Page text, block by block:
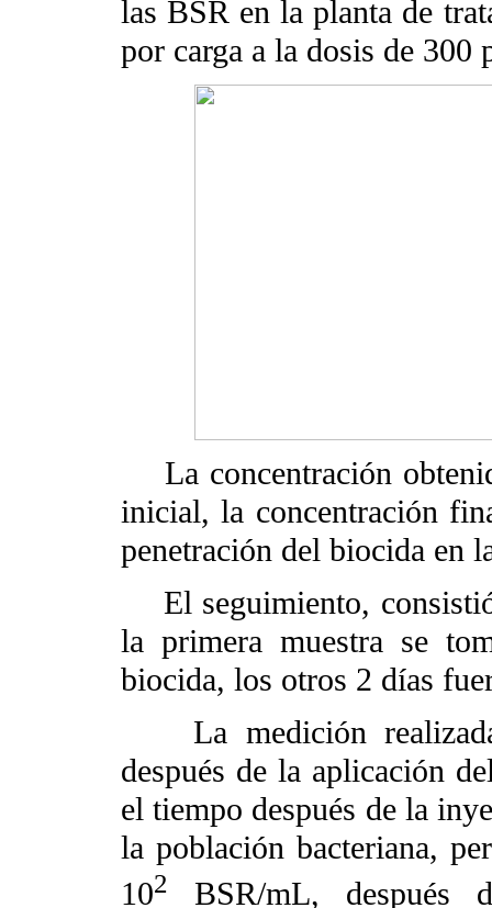
las BSR en la planta de
por carga a la dosis de 300
La concentración
inicial, la concentración
penetración del biocida en
El seguimiento,
la primera muestra se
biocida, los otros 2 días
La medición realizada
después de la aplicación
el tiempo después de la
la población bacteriana,
102
BSR/mL,